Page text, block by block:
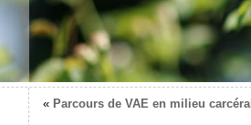
« Parcours de VAE en milieu